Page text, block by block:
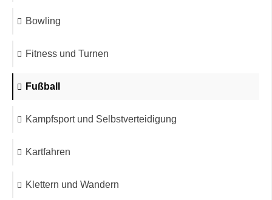
Bowling
Fitness und Turnen
Fußball
Kampfsport und Selbstverteidigung
Kartfahren
Klettern und Wandern